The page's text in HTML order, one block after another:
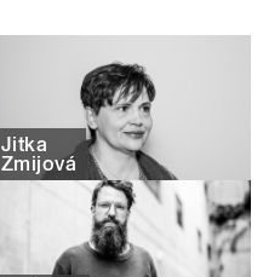
Jitka
Zmijová